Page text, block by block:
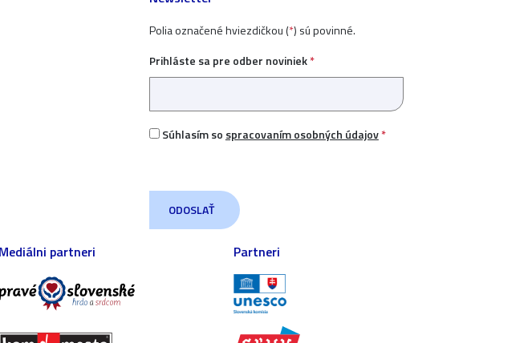
Polia označené hviezdičkou (*) sú povinné.
Prihláste sa pre odber noviniek*
Súhlasím so spracovaním osobných údajov*
Mediálni partneri Partneri